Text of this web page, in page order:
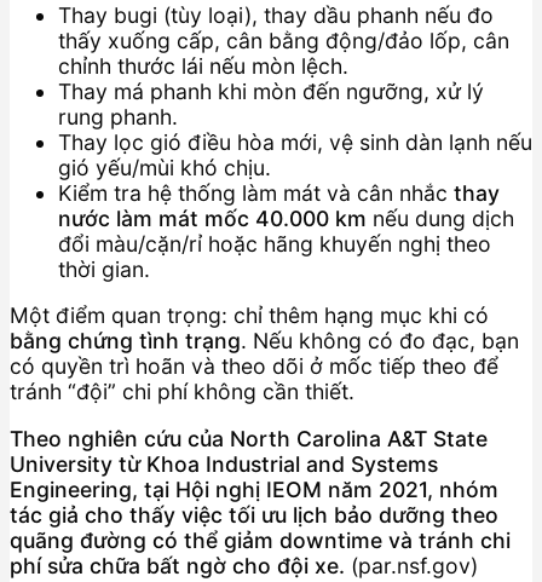
Thay bugi (tùy loại), thay dầu phanh nếu đo
thấy xuống cấp, cân bằng động/đảo lốp, cân
chỉnh thước lái nếu mòn lệch.
Thay má phanh khi mòn đến ngưỡng, xử lý
rung phanh.
Thay lọc gió điều hòa mới, vệ sinh dàn lạnh nếu
gió yếu/mùi khó chịu.
Kiểm tra hệ thống làm mát và cân nhắc thay
nước làm mát mốc 40.000 km nếu dung dịch
đổi màu/cặn/rỉ hoặc hãng khuyến nghị theo
thời gian.
Một điểm quan trọng: chỉ thêm hạng mục khi có
bằng chứng tình trạng. Nếu không có đo đạc, bạn
có quyền trì hoãn và theo dõi ở mốc tiếp theo để
tránh “đội” chi phí không cần thiết.
Theo nghiên cứu của North Carolina A&T State
University từ Khoa Industrial and Systems
Engineering, tại Hội nghị IEOM năm 2021, nhóm
tác giả cho thấy việc tối ưu lịch bảo dưỡng theo
quãng đường có thể giảm downtime và tránh chi
phí sửa chữa bất ngờ cho đội xe. (par.nsf.gov)